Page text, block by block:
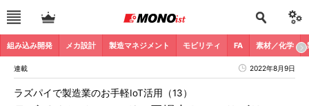
組み込み開発 メカ設計 製造マネジメント モビリティ FA 素材／化学
連載 2022年8月9日
ラズパイで製造業のお手軽IoT活用（13）